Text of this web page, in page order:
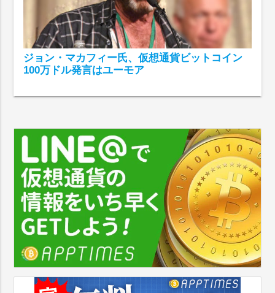
ジョン・マカフィー氏、仮想通貨ビットコイン
100万ドル発言はユーモア